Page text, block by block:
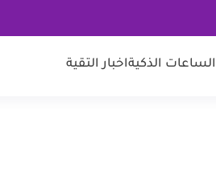
الساعات الذكيةاخبار التقية